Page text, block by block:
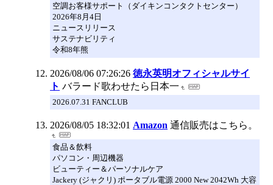
空調お客様サポート（ダイキンコンタクトセンター）
2026年8月4日
ニュースリリース
サステナビリティ
令和8年熊
2026/08/06 07:26:26 徳永英明オフィシャルサイ
ト バラード歌わせたら日本一
2026.07.31 FANCLUB
2026/08/05 18:32:01 Amazon 通信販売はこちら。
食品＆飲料
パソコン・周辺機器
ビューティー＆パーソナルケア
Jackery (ジャクリ) ポータブル電源 2000 New 2042Wh 大容